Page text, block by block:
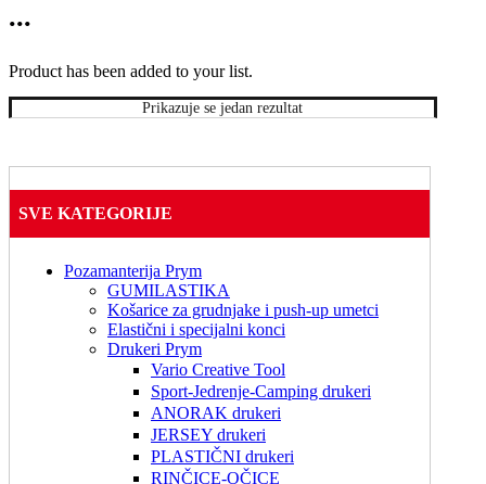
...
Product has been added to your list.
Prikazuje se jedan rezultat
SVE KATEGORIJE
Pozamanterija Prym
GUMILASTIKA
Košarice za grudnjake i push-up umetci
Elastični i specijalni konci
Drukeri Prym
Vario Creative Tool
Sport-Jedrenje-Camping drukeri
ANORAK drukeri
JERSEY drukeri
PLASTIČNI drukeri
RINČICE-OČICE